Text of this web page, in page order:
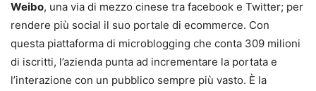
Weibo, una via di mezzo cinese tra facebook e Twitter; per
rendere più social il suo portale di ecommerce. Con
questa piattaforma di microblogging che conta 309 milioni
di iscritti, l’azienda punta ad incrementare la portata e
l’interazione con un pubblico sempre più vasto. È la